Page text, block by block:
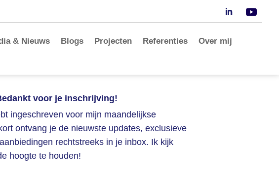
& Nieuws Blogs Projecten Referenties Over mij
voor je inschrijving!
ingeschreven voor mijn maandelijkse
ontvang je de nieuwste updates, exclusieve
rechtstreeks in je inbox. Ik kijk
hoogte te houden!